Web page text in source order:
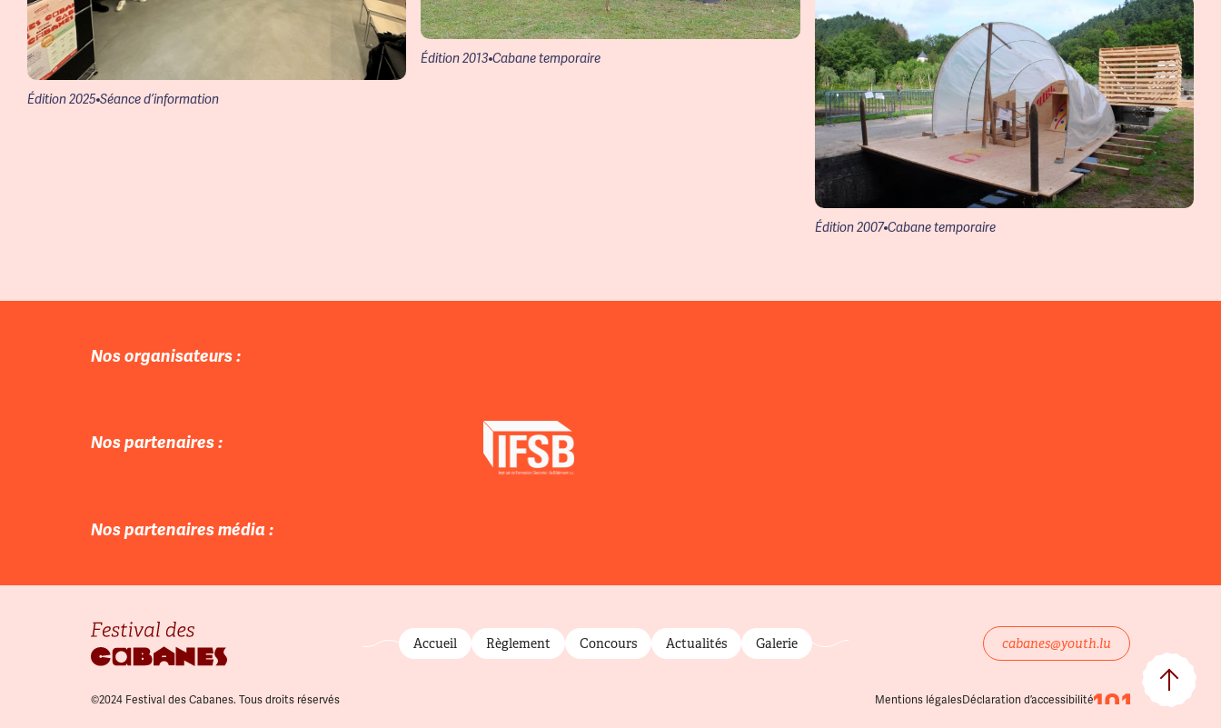
Édition 2025 Séance d’information
Édition 2013 Cabane temporaire
Édition 2007 Cabane temporaire
Nos organisateurs :
Nos partenaires :
Nos partenaires média :
Primary menu
Accueil Règlement Concours Actualités Galerie cabanes@youth.lu
©2024 Festival des Cabanes. Tous droits réservés Mentions légalesDéclaration d’accessibilité